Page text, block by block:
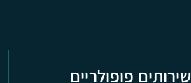
שירותים פופולריים